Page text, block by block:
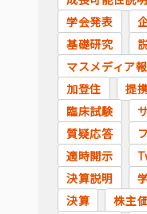
学会発表
基礎研究
マスメディア
加登住
提
臨床試験
質疑応答
適時開示
決算説明
決算
株主